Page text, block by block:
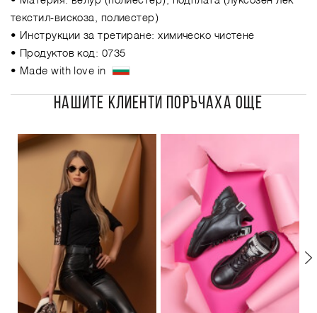
текстил-вискоза, полиестер)
• Инструкции за третиране: химическо чистене
• Продуктов код: 0735
• Made with love in
НАШИТЕ КЛИЕНТИ ПОРЪЧАХА ОЩЕ